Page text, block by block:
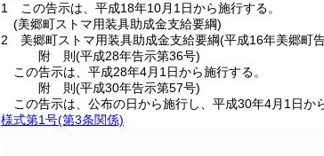
1
この告示は、平成18年10月1日から施行する。
(美郷町ストマ用装具助成金支給要綱)
2
美郷町ストマ用装具助成金支給要綱(平成16年美郷町
附 則(平成28年告示第36号)
この告示は、平成28年4月1日から施行する。
附 則(平成30年告示第57号)
この告示は、公布の日から施行し、平成30年4月1日か
様式第1号(第3条関係)